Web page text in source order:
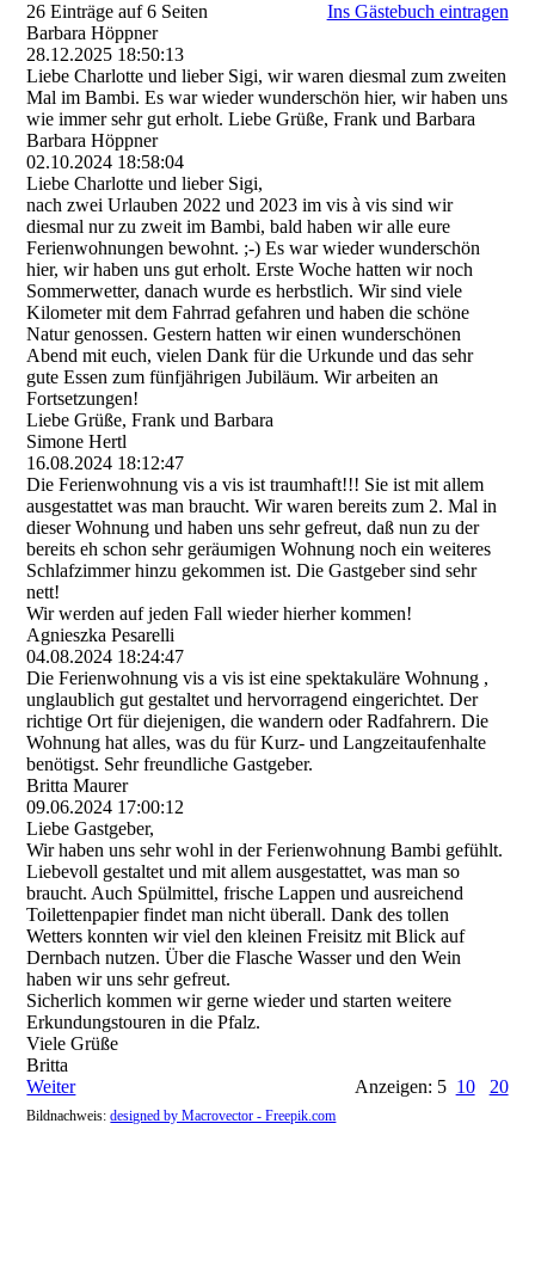
26 Einträge auf 6 Seiten
Ins Gästebuch eintragen
Barbara Höppner
28.12.2025 18:50:13
Liebe Charlotte und lieber Sigi, wir waren diesmal zum zweiten
Mal im Bambi. Es war wieder wunderschön hier, wir haben uns
wie immer sehr gut erholt. Liebe Grüße, Frank und Barbara
Barbara Höppner
02.10.2024 18:58:04
Liebe Charlotte und lieber Sigi,
nach zwei Urlauben 2022 und 2023 im vis à vis sind wir
diesmal nur zu zweit im Bambi, bald haben wir alle eure
Ferienwohnungen bewohnt. ;-) Es war wieder wunderschön
hier, wir haben uns gut erholt. Erste Woche hatten wir noch
Sommerwetter, danach wurde es herbstlich. Wir sind viele
Kilometer mit dem Fahrrad gefahren und haben die schöne
Natur genossen. Gestern hatten wir einen wunderschönen
Abend mit euch, vielen Dank für die Urkunde und das sehr
gute Essen zum fünfjährigen Jubiläum. Wir arbeiten an
Fortsetzungen!
Liebe Grüße, Frank und Barbara
Simone Hertl
16.08.2024 18:12:47
Die Ferienwohnung vis a vis ist traumhaft!!! Sie ist mit allem
ausgestattet was man braucht. Wir waren bereits zum 2. Mal in
dieser Wohnung und haben uns sehr gefreut, daß nun zu der
bereits eh schon sehr geräumigen Wohnung noch ein weiteres
Schlafzimmer hinzu gekommen ist. Die Gastgeber sind sehr
nett!
Wir werden auf jeden Fall wieder hierher kommen!
Agnieszka Pesarelli
04.08.2024 18:24:47
Die Ferienwohnung vis a vis ist eine spektakuläre Wohnung ,
unglaublich gut gestaltet und hervorragend eingerichtet. Der
richtige Ort für diejenigen, die wandern oder Radfahrern. Die
Wohnung hat alles, was du für Kurz- und Langzeitaufenhalte
benötigst. Sehr freundliche Gastgeber.
Britta Maurer
09.06.2024 17:00:12
Liebe Gastgeber,
Wir haben uns sehr wohl in der Ferienwohnung Bambi gefühlt.
Liebevoll gestaltet und mit allem ausgestattet, was man so
braucht. Auch Spülmittel, frische Lappen und ausreichend
Toilettenpapier findet man nicht überall. Dank des tollen
Wetters konnten wir viel den kleinen Freisitz mit Blick auf
Dernbach nutzen. Über die Flasche Wasser und den Wein
haben wir uns sehr gefreut.
Sicherlich kommen wir gerne wieder und starten weitere
Erkundungstouren in die Pfalz.
Viele Grüße
Britta
Weiter
Anzeigen: 5 10 20
Bildnachweis:designed by Macrovector - Freepik.com